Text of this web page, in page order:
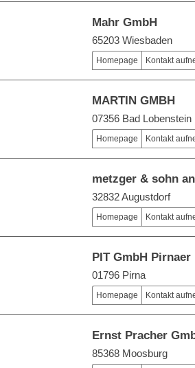
Mahr GmbH
65203 Wiesbaden
Homepage Kontakt
MARTIN GMBH
07356 Bad Lobenstein
Homepage Kontakt
metzger & sohn
32832 Augustdorf
Homepage Kontakt
PIT GmbH
01796 Pirna
Homepage Kontakt
Ernst Pracher
85368 Moosburg